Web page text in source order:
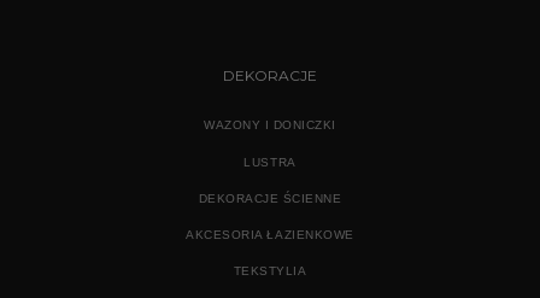
DEKORACJE
WAZONY I DONICZKI
LUSTRA
DEKORACJE ŚCIENNE
AKCESORIA ŁAZIENKOWE
TEKSTYLIA